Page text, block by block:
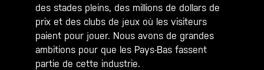
des stades pleins, des millions de dollars de
prix et des clubs de jeux où les visiteurs
paient pour jouer. Nous avons de grandes
ambitions pour que les Pays-Bas fassent
partie de cette industrie.